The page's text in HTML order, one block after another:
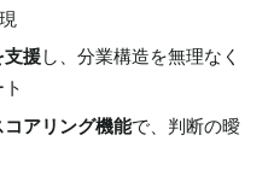
支援し、分業構造を無理なく
アリング機能で、判断の曖